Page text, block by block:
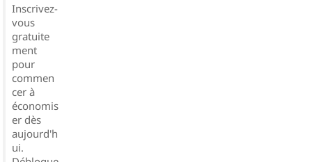
Inscrivez-
vous
gratuite
ment
pour
commen
cer à
économis
er dès
aujourd'h
ui.